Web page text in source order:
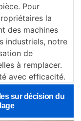
Pour
la
des machines
industriels, notre
de
à remplacer.
avec efficacité.
sur décision du